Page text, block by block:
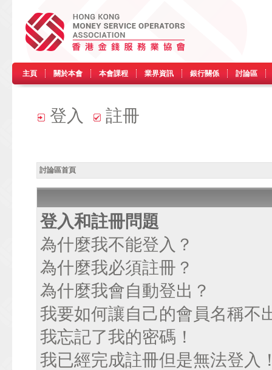
主頁 關於本會 本會課程 業界資訊 銀行關係 討論區
登入 註冊
討論區首頁
登入和註冊問題
為什麼我不能登入？
為什麼我必須註冊？
為什麼我會自動登出？
我要如何讓自己的會員名稱不
我忘記了我的密碼！
我已經完成註冊但是無法登入